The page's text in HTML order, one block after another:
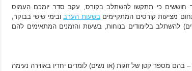
חוששים כי תתקשו להשתלב בקורס, עקב סדר יומכם העמוס
מציעות קורסים המתקיימיםבשעות הערבובימי שישי בבוקר,
להשתלב בלימודים בנוחות, בשעות והזמנים המתאימים להם
מספר קטן של זוגות (או נשים) לומדים יחדיו באווירה נעימה